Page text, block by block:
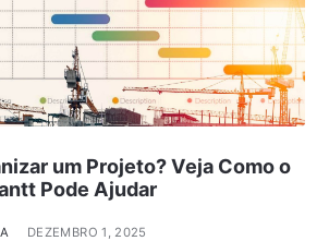
um Projeto? Veja Como o
Pode Ajudar
DEZEMBRO 1, 2025